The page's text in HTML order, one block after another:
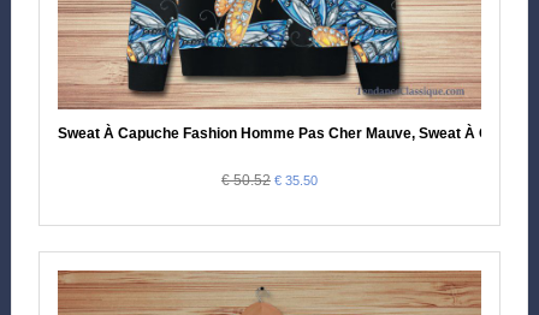
Sweat À Capuche Fashion Homme Pas Cher Mauve, Sweat À
€ 50.52 € 35.50